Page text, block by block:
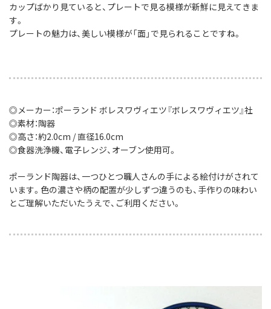
カップばかり見ていると、プレートで見る模様が新鮮に見えてきま
す。
プレートの魅力は、美しい模様が「面」で見られることですね。
◎メーカー：ポーランド ボレスワヴィエツ『ボレスワヴィエツ』社
◎素材：陶器
◎高さ：約2.0cm / 直径16.0cm
◎食器洗浄機、電子レンジ、オーブン使用可。
ポーランド陶器は、一つひとつ職人さんの手による絵付けがされて
います。色の濃さや柄の配置が少しずつ違うのも、手作りの味わい
とご理解いただいたうえで、ご利用ください。